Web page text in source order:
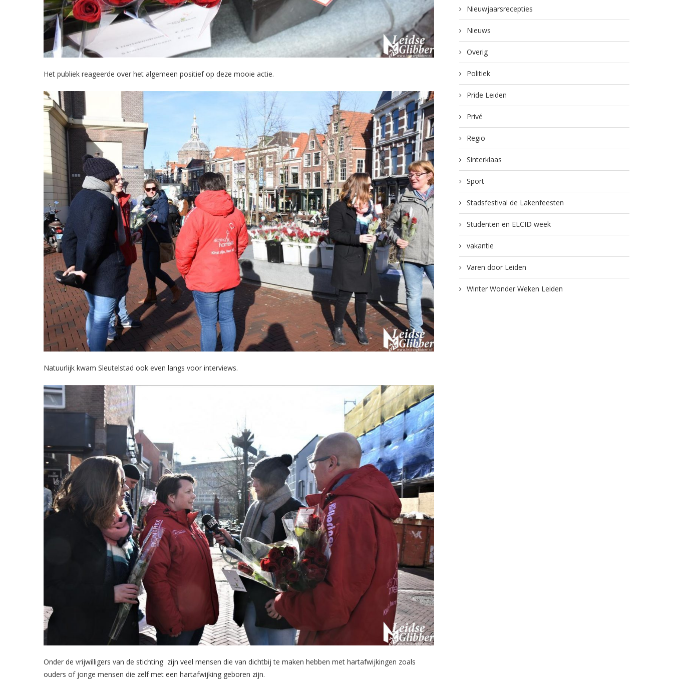
Het publiek reageerde over het algemeen positief op deze mooie actie.
Natuurlijk kwam Sleutelstad ook even langs voor interviews.
Onder de vrijwilligers van de stichting zijn veel mensen die van dichtbij te maken hebben met hartafwijkingen zoals
ouders of jonge mensen die zelf met een hartafwijking geboren zijn.
Nieuwjaarsrecepties
Nieuws
Overig
Politiek
Pride Leiden
Privé
Regio
Sinterklaas
Sport
Stadsfestival de Lakenfeesten
Studenten en ELCID week
vakantie
Varen door Leiden
Winter Wonder Weken Leiden